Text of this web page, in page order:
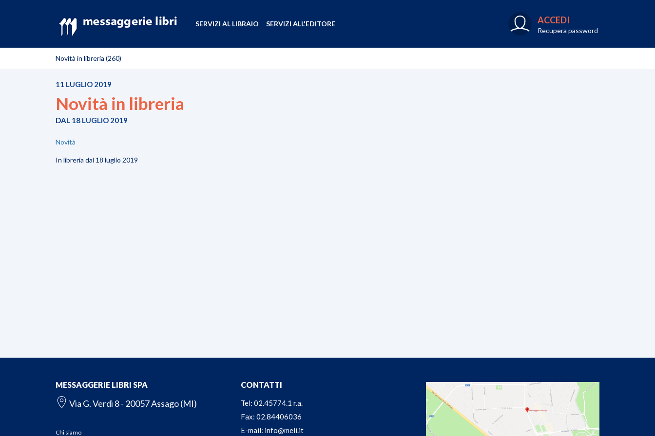
ACCEDI
Recupera password
SERVIZI AL LIBRAIO SERVIZI ALL'EDITORE
Novità in libreria (260)
11 LUGLIO 2019
Novità in libreria
DAL 18 LUGLIO 2019
Novità
In libreria dal 18 luglio 2019
MESSAGGERIE LIBRI SPA
Via G. Verdi 8 - 20057 Assago (MI)
Chi siamo
CONTATTI
Tel: 02.45774.1 r.a.
Fax: 02.84406036
E-mail: info@meli.it